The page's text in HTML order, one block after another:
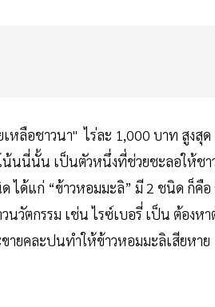
เหลือชาวนา" ไร่ละ 1,000 บาท สูง
น้นนี่นั้น เป็นตัวหนึ่งที่ช่วยชะลอให้ชา
ได้แก่ “ข้าวหอมมะลิ” มี 2 ชนิด ก็คื
วัตกรรม เช่น ไรซ์เบอรี่ เป็น ต้อง
ยคละปนทำให้ข้าวหอมมะลิเสียหาย